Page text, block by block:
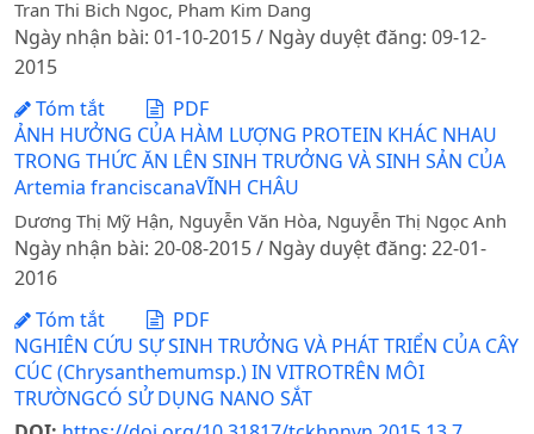
Tran Thi Bich Ngoc, Pham Kim Dang
Ngày nhận bài: 01-10-2015 / Ngày duyệt đăng: 09-12-
2015
Tóm tắt
PDF
ẢNH HƯỞNG CỦA HÀM LƯỢNG PROTEIN KHÁC NHAU
TRONG THỨC ĂN LÊN SINH TRƯỞNG VÀ SINH SẢN CỦA
Artemia franciscanaVĨNH CHÂU
Dương Thị Mỹ Hận, Nguyễn Văn Hòa, Nguyễn Thị Ngọc Anh
Ngày nhận bài: 20-08-2015 / Ngày duyệt đăng: 22-01-
2016
Tóm tắt
PDF
NGHIÊN CỨU SỰ SINH TRƯỞNG VÀ PHÁT TRIỂN CỦA CÂY
CÚC (Chrysanthemumsp.) IN VITROTRÊN MÔI
TRƯỜNGCÓ SỬ DỤNG NANO SẮT